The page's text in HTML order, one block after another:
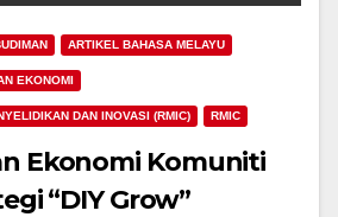
ARTIKEL BAHASA MELAYU
EKONOMI
DAN INOVASI (RMIC) RMIC
Ekonomi Komuniti
“DIY Grow”